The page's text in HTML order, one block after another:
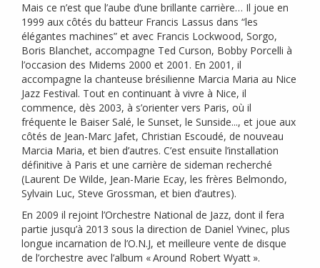
Mais ce n’est que l’aube d’une brillante carrière… Il joue en
1999 aux côtés du batteur Francis Lassus dans “les
élégantes machines” et avec Francis Lockwood, Sorgo,
Boris Blanchet, accompagne Ted Curson, Bobby Porcelli à
l’occasion des Midems 2000 et 2001. En 2001, il
accompagne la chanteuse brésilienne Marcia Maria au Nice
Jazz Festival. Tout en continuant à vivre à Nice, il
commence, dès 2003, à s’orienter vers Paris, où il
fréquente le Baiser Salé, le Sunset, le Sunside..., et joue aux
côtés de Jean-Marc Jafet, Christian Escoudé, de nouveau
Marcia Maria, et bien d’autres. C’est ensuite l’installation
définitive à Paris et une carrière de sideman recherché
(Laurent De Wilde, Jean-Marie Ecay, les frères Belmondo,
Sylvain Luc, Steve Grossman, et bien d’autres).
En 2009 il rejoint l’Orchestre National de Jazz, dont il fera
partie jusqu’à 2013 sous la direction de Daniel Yvinec, plus
longue incarnation de l’O.N.J, et meilleure vente de disque
de l’orchestre avec l’album «Around Robert Wyatt ».